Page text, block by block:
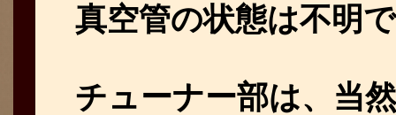
真空管の状態は不明
チューナー部は、当